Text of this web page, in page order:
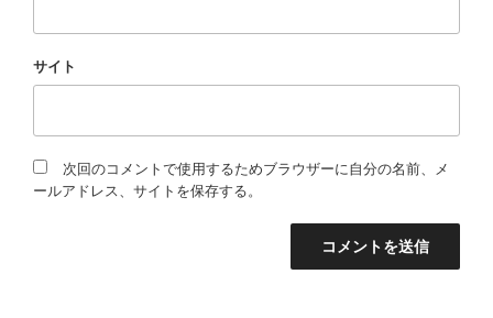
サイト
次回のコメントで使用するためブラウザーに自分の名前、メ
ールアドレス、サイトを保存する。